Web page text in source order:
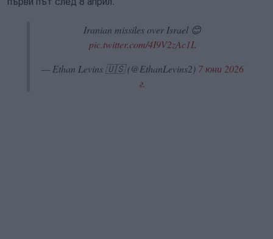
Iranian missiles over Israel 😊
pic.twitter.com/4I9V2zAc1L
— Ethan Levins 🇺🇸 (@EthanLevins2) 7 юни 2026
г.